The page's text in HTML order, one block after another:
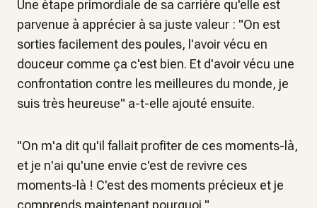
Une étape primordiale de sa carrière qu'elle est
parvenue à apprécier à sa juste valeur : "On est
sorties facilement des poules, l'avoir vécu en
douceur comme ça c'est bien. Et d'avoir vécu une
confrontation contre les meilleures du monde, je
suis très heureuse" a-t-elle ajouté ensuite.
"On m'a dit qu'il fallait profiter de ces moments-là,
et je n'ai qu'une envie c'est de revivre ces
moments-là ! C'est des moments précieux et je
comprends maintenant pourquoi. "